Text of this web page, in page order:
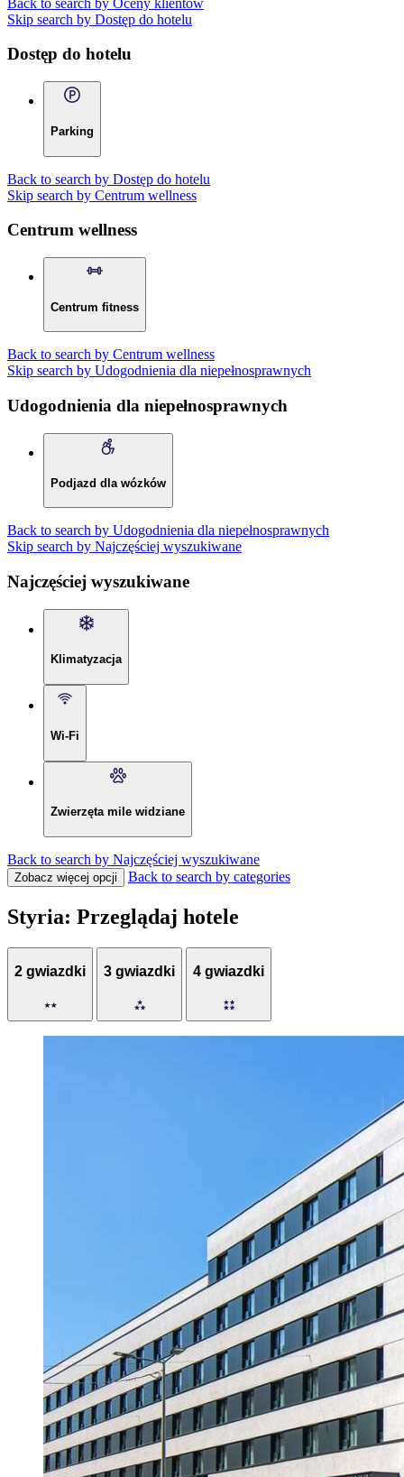
Skip search by Dostęp do hotelu
Dostęp do hotelu
Parking
Back to search by Dostęp do hotelu
Skip search by Centrum wellness
Centrum wellness
Centrum fitness
Back to search by Centrum wellness
Skip search by Udogodnienia dla niepełnosprawnych
Udogodnienia dla niepełnosprawnych
Podjazd dla wózków
Back to search by Udogodnienia dla niepełnosprawnych
Skip search by Najczęściej wyszukiwane
Najczęściej wyszukiwane
Klimatyzacja
Wi-Fi
Zwierzęta mile widziane
Back to search by Najczęściej wyszukiwane
Zobacz więcej opcji Back to search by categories
Styria: Przeglądaj hotele
2 gwiazdki 3 gwiazdki 4 gwiazdki